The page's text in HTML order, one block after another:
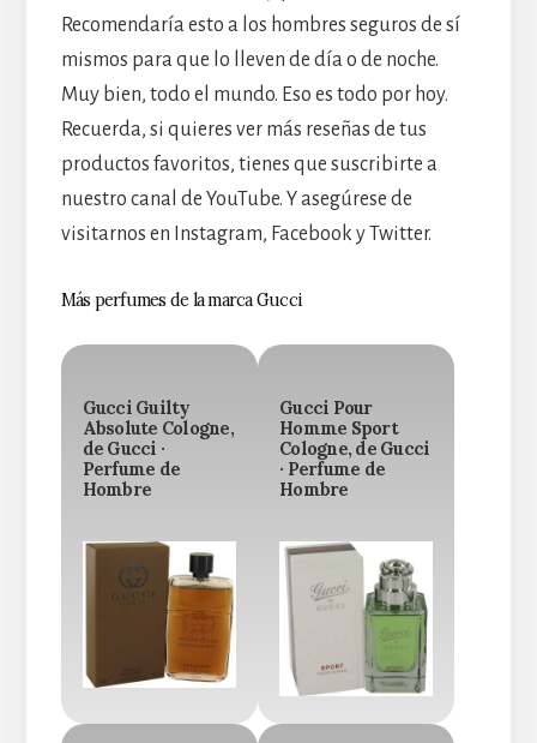
Recomendaría esto a los hombres seguros de sí
mismos para que lo lleven de día o de noche.
Muy bien, todo el mundo. Eso es todo por hoy.
Recuerda, si quieres ver más reseñas de tus
productos favoritos, tienes que suscribirte a
nuestro canal de YouTube. Y asegúrese de
visitarnos en Instagram, Facebook y Twitter.
Más perfumes de la marca Gucci
Gucci Guilty
Absolute Cologne,
de Gucci ·
Perfume de
Hombre
Gucci Pour
Homme Sport
Cologne, de Gucci
· Perfume de
Hombre